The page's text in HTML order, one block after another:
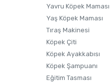
Gönder
Yavru Köpek Maması
Yaş Köpek Maması
Tıraş Makinesi
Köpek Çiti
Köpek Ayakkabısı
Köpek Şampuanı
Eğitim Tasması